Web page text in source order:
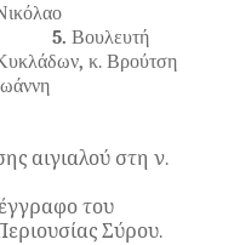
5. Βουλευτή
, κ. Βρούτση
αιγιαλού στη ν.
του
Σύρου.